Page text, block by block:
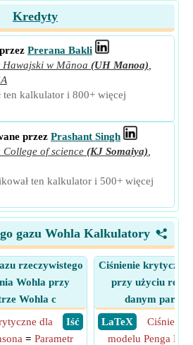
Kredyty
Prerana Bakli
Hawajski w Mānoa (UH Manoa)
ten kalkulator i 800+ więcej
przez Prashant Singh
College of science (KJ Somaiya)
ten kalkulator i 500+ więcej
<
gazu Wohla Kalkulatory
rzeczywistego
Wohla przy
Wohla c
​ Iść
dla
= Parametr
Ciśnienie krytyczne
przy użyciu
danym
​ LaTeX
Ciśnienie
modelu Penga